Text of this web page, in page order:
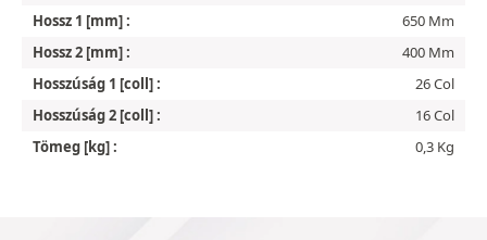
Hossz 1 [mm] :
650 Mm
Hossz 2 [mm] :
400 Mm
Hosszúság 1 [coll] :
26 Col
Hosszúság 2 [coll] :
16 Col
Tömeg [kg] :
0,3 Kg